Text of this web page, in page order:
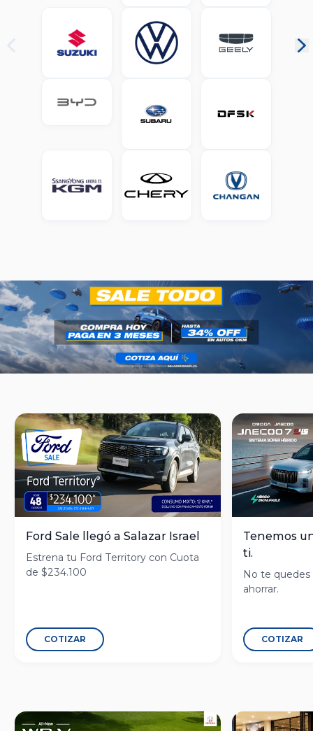
Ford Sale llegó a Salazar Israel
Estrena tu Ford Territory con Cuota
de $234.100
COTIZAR
Tenemos
ti.
No te
ahorrar.
COTIZAR